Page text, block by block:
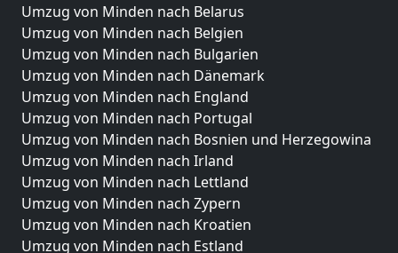
Umzug von Minden nach Belarus
Umzug von Minden nach Belgien
Umzug von Minden nach Bulgarien
Umzug von Minden nach Dänemark
Umzug von Minden nach England
Umzug von Minden nach Portugal
Umzug von Minden nach Bosnien und Herzegowina
Umzug von Minden nach Irland
Umzug von Minden nach Lettland
Umzug von Minden nach Zypern
Umzug von Minden nach Kroatien
Umzug von Minden nach Estland